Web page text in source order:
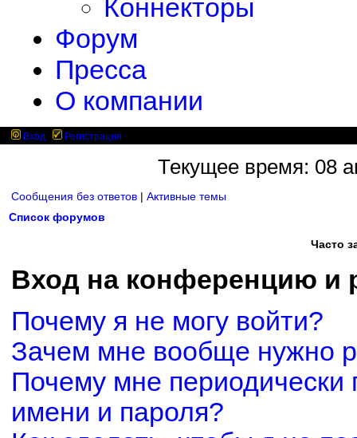
Коннекторы
Форум
Пресса
О компании
Вход Регистрация
Текущее время: 08
Сообщения без ответов | Активные темы
Список форумов
Часто
Вход на конференцию и
Почему я не могу войти?
Зачем мне вообще нужно
Почему мне периодически
имени и пароля?